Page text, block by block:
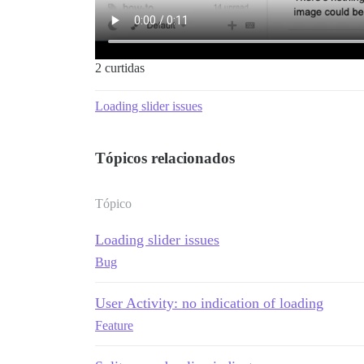
2 curtidas
Loading slider issues
Tópicos relacionados
Tópico
Loading slider issues
Bug
User Activity: no indication of loading
Feature